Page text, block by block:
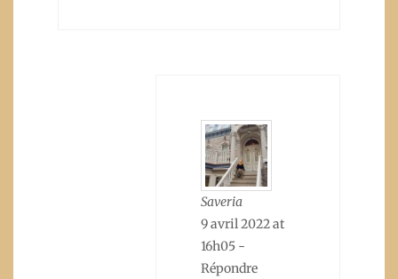
Saveria
9 avril 2022 at
16h05 -
Répondre